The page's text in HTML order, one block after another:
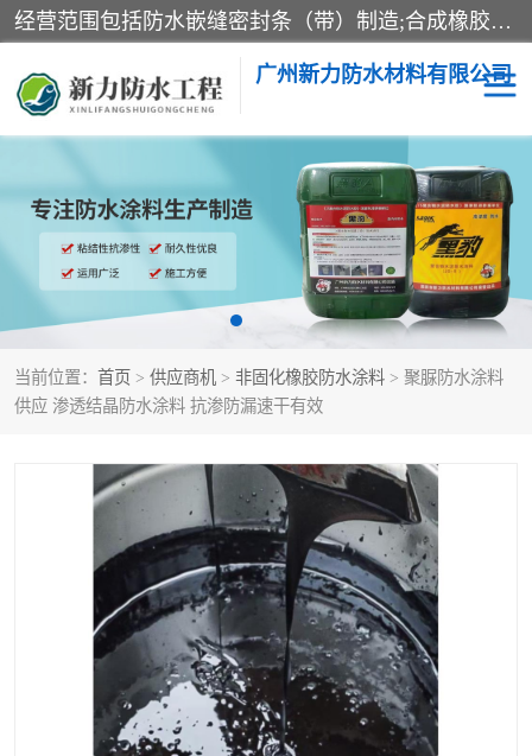
经营范围包括防水嵌缝密封条（带）制造;合成橡胶制造（监控化学品、危险化学品除外）;沥青混合物制造;防水胶粘带制造;其他合成材料制造（监控化学品、危险化学品除外）;涂料制造（监控化学品、危险化学品除外）;建筑结构防水补漏;防水建筑材料制造;粘合剂制造（监控化学品、危险化学品除外）;涂料零售;广州新力防水材料有限公司具有1处分支机构。
广州新力防水材料有限公司
当前位置： 首页 > 供应商机 > 非固化橡胶防水涂料 > 聚脲防水涂料
供应 渗透结晶防水涂料 抗渗防漏速干有效
黑豹防水胶 建筑108胶水
乳化沥青防水涂料 自粘卷材
非固化橡胶防水涂料